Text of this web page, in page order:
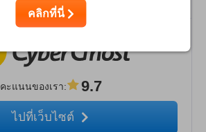
คะแนนของเรา: 9.7
ไปที่เว็บไซต์
คลิกที่นี่